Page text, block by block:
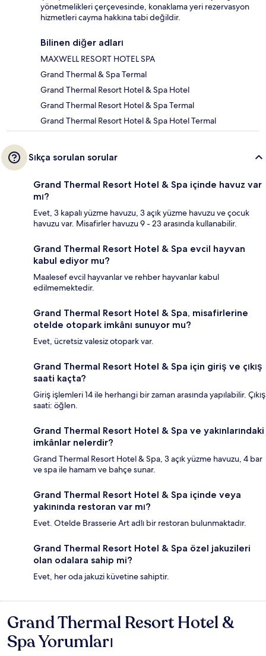
yönetmelikleri çerçevesinde, konaklama yeri rezervasyon
hizmetleri cayma hakkına tabi değildir.
Bilinen diğer adları
MAXWELL RESORT HOTEL SPA
Grand Thermal & Spa Termal
Grand Thermal Resort Hotel & Spa Hotel
Grand Thermal Resort Hotel & Spa Termal
Grand Thermal Resort Hotel & Spa Hotel Termal
Sıkça sorulan sorular
Grand Thermal Resort Hotel & Spa içinde havuz var
mı?
Evet, 3 kapalı yüzme havuzu, 3 açık yüzme havuzu ve çocuk
havuzu var. Misafirler havuzu 9 - 23 arasında kullanabilir.
Grand Thermal Resort Hotel & Spa evcil hayvan
kabul ediyor mu?
Maalesef evcil hayvanlar ve rehber hayvanlar kabul
edilmemektedir.
Grand Thermal Resort Hotel & Spa, misafirlerine
otelde otopark imkânı sunuyor mu?
Evet, ücretsiz valesiz otopark var.
Grand Thermal Resort Hotel & Spa için giriş ve çıkış
saati kaçta?
Giriş işlemleri 14 ile herhangi bir zaman arasında yapılabilir. Çıkış
saati: öğlen.
Grand Thermal Resort Hotel & Spa ve yakınlarındaki
imkânlar nelerdir?
Grand Thermal Resort Hotel & Spa, 3 açık yüzme havuzu, 4 bar
ve spa ile hamam ve bahçe sunar.
Grand Thermal Resort Hotel & Spa içinde veya
yakınında restoran var mı?
Evet. Otelde Brasserie Art adlı bir restoran bulunmaktadır.
Grand Thermal Resort Hotel & Spa özel jakuzileri
olan odalara sahip mi?
Evet, her oda jakuzi küvetine sahiptir.
Yorumlar
Grand Thermal Resort Hotel &
Spa Yorumları